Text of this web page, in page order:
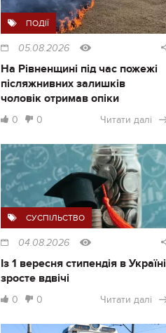
ПОДІЇ
05.08.2026
На Рівненщині під час пожежі
післяжнивних залишків
чоловік отримав опіки
0 0 Читати далі
СУСПІЛЬСТВО
04.08.2026
Із 1 вересня стипендія в Україні
зросте вдвічі
0 0 Читати далі